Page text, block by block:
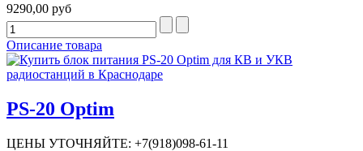
9290,00 руб
Описание товара
PS-20 Optim
ЦЕНЫ УТОЧНЯЙТЕ: +7(918)098-61-11